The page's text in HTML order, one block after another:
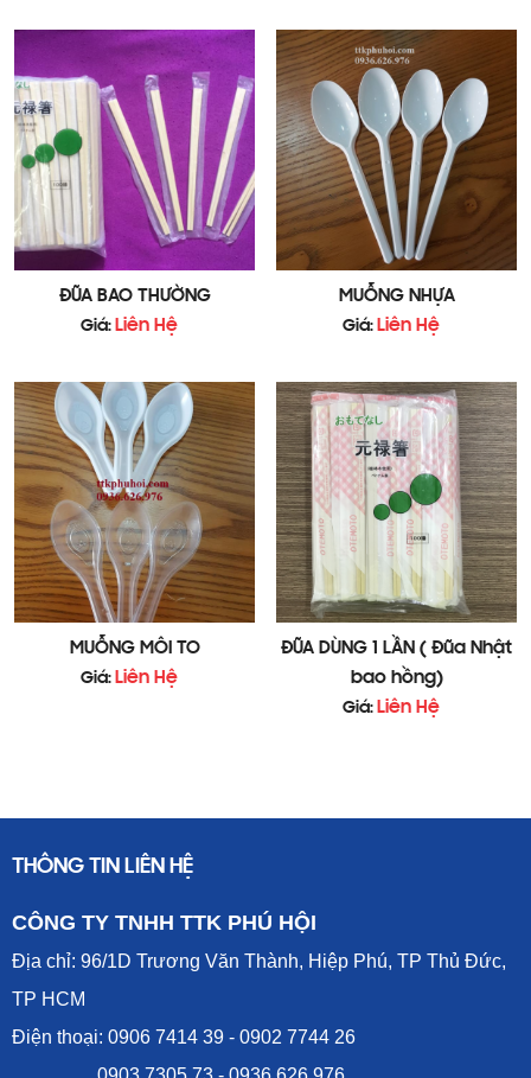
Đũa tre dùng 1 lần rất tiện lợi để mang đi và sử
dụng. Ngày nay với phong cách làm việc công
nghiệp mọi người đã quen dần với việc mua đồ ăn
mang đi . Các hộp cơm, hộp bún,... có đôi đũa tre
dùng 1 lần rất tiện dụng mà giá thành rất rẻ.
ĐŨA BAO THƯỜNG
Giá: Liên Hệ
MUỖNG NHỰA
Giá: Liên Hệ
MUỖNG MÔI TO
Giá: Liên Hệ
ĐŨA DÙNG 1 LẦN ( Đũa Nhật
bao hồng)
Giá: Liên Hệ
THÔNG TIN LIÊN HỆ
CÔNG TY TNHH TTK PHÚ HỘI
Địa chỉ: 96/1D Trương Văn Thành, Hiệp Phú, TP Thủ Đức,
TP HCM
Điện thoại: 0906 7414 39 - 0902 7744 26